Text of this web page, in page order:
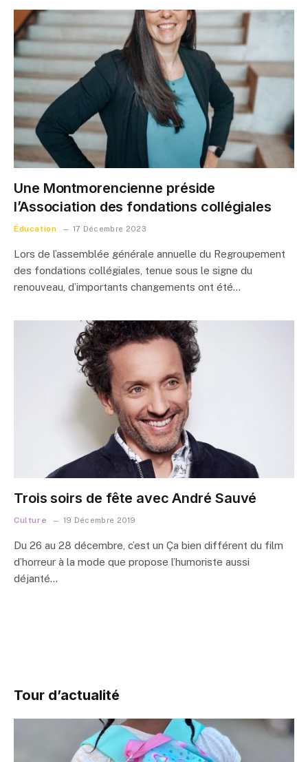
Une Montmorencienne préside
l’Association des fondations collégiales
Éducation 17 Décembre 2023
Lors de l’assemblée générale annuelle du Regroupement
des fondations collégiales, tenue sous le signe du
renouveau, d’importants changements ont été…
Trois soirs de fête avec André Sauvé
Culture 19 Décembre 2019
Du 26 au 28 décembre, c’est un Ça bien différent du film
d’horreur à la mode que propose l’humoriste aussi
déjanté…
Tour d’actualité